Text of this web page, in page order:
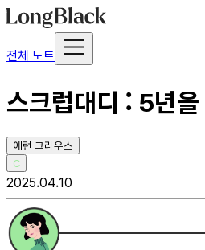
전체 노트
스크럽대디 : 5년
애런 크라우스
C
2025.04.10